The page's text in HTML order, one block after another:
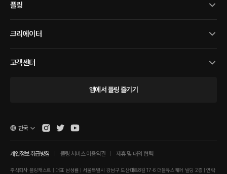
플링
크리에이터
고객센터
앱에서 플링 즐기기
개인정보 취급방침 플링 서비스 이용약관 제휴 및 대외 협력
주식회사 플링캐스트 | 대표 남성률 | 서울특별시 강남구 도산대로8길 17-6 더블유스퀘어 빌딩 2층 | 연락
한국